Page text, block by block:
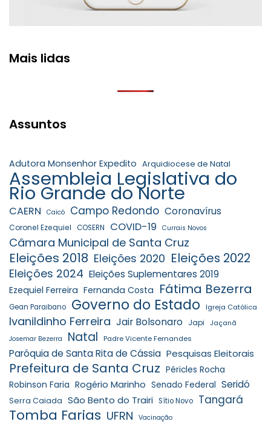
Mais lidas
Assuntos
Adutora Monsenhor Expedito Arquidiocese de Natal
Assembleia Legislativa do
Rio Grande do Norte
CAERN Caicó Campo Redondo Coronavírus
Coronel Ezequiel COSERN COVID-19 Currais Novos
Câmara Municipal de Santa Cruz
Eleições 2018 Eleições 2020 Eleições 2022
Eleições 2024 Eleições Suplementares 2019
Ezequiel Ferreira Fernanda Costa Fátima Bezerra
Gean Paraibano Governo do Estado Igreja Católica
Ivanildinho Ferreira Jair Bolsonaro Japi Jaçanã
Josemar Bezerra Natal Padre Vicente Fernandes
Paróquia de Santa Rita de Cássia Pesquisas Eleitorais
Prefeitura de Santa Cruz Péricles Rocha
Robinson Faria Rogério Marinho Senado Federal Seridó
Serra Caiada São Bento do Trairi Sítio Novo Tangará
Tomba Farias UFRN Vacinação